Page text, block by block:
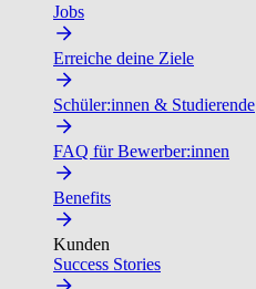
Jobs
Erreiche deine Ziele
Schüler:innen & Studierende
FAQ für Bewerber:innen
Benefits
Kunden
Success Stories